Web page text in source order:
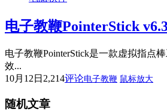
电子教鞭PointerStick
电子教鞭PointerStick是一款虚拟指点
效...
10月12日 2,214评论电子教鞭 鼠标放大
随机文章